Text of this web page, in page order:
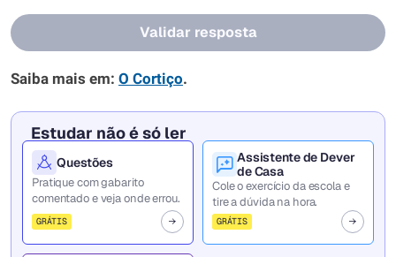
Validar resposta
Saiba mais em: O Cortiço.
Estudar não é só ler
Questões
Pratique com gabarito
comentado e veja onde errou.
GRÁTIS
Assistente de Dever
de Casa
Cole o exercício da escola e
tire a dúvida na hora.
GRÁTIS